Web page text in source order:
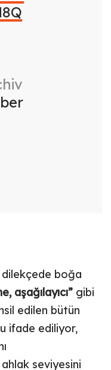
dilekçede boğa
aşağılayıcı” gibi
edilen bütün
ifade ediliyor,
seviyesini